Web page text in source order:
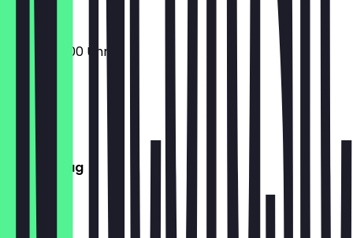
08:00 - 17:00 Uhr
Montag
Dienstag
Mittwoch
Donnerstag
Freitag
Samstag
Sonntag